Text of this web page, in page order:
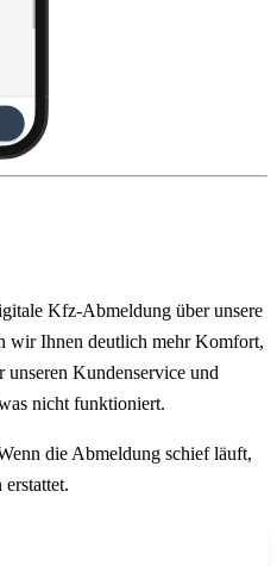
Kfz-Abmeldung über unsere
wir Ihnen deutlich mehr Komfort,
unseren Kundenservice und
nicht funktioniert.
die Abmeldung schief läuft,